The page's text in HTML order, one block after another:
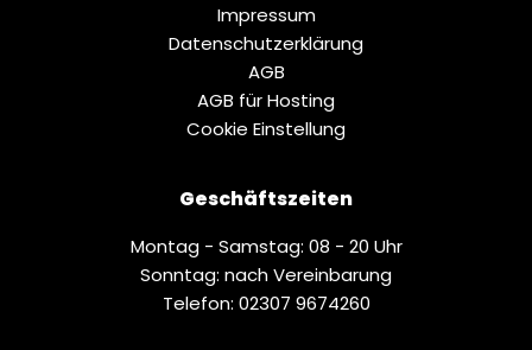
Impressum
Datenschutz­erklärung
AGB
AGB für Hosting
Cookie Einstellung
Geschäftszeiten
Montag - Samstag: 08 - 20 Uhr
Sonntag: nach Vereinbarung
Telefon: 02307 9674260